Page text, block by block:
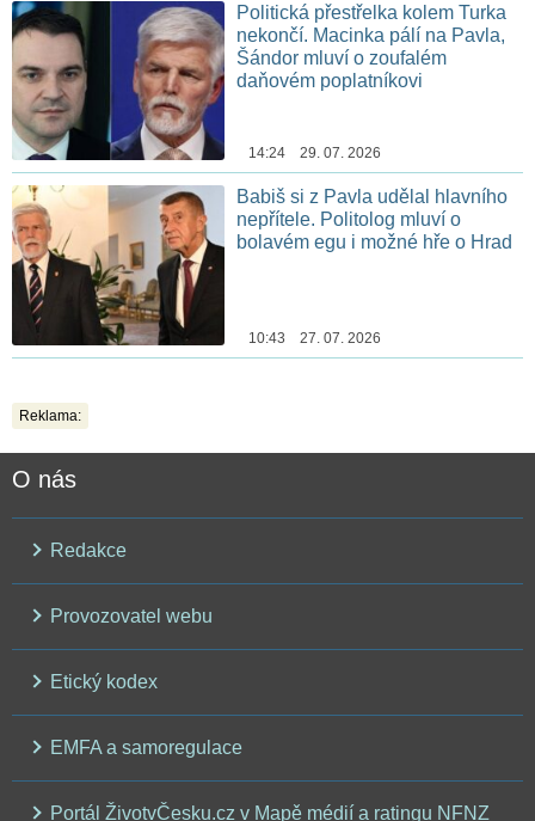
Politická přestřelka kolem Turka
nekončí. Macinka pálí na Pavla,
Šándor mluví o zoufalém
daňovém poplatníkovi
14:24 29. 07. 2026
Babiš si z Pavla udělal hlavního
nepřítele. Politolog mluví o
bolavém egu i možné hře o Hrad
10:43 27. 07. 2026
Reklama:
O nás
Redakce
Provozovatel webu
Etický kodex
EMFA a samoregulace
Portál ŽivotvČesku.cz v Mapě médií a ratingu NFNZ